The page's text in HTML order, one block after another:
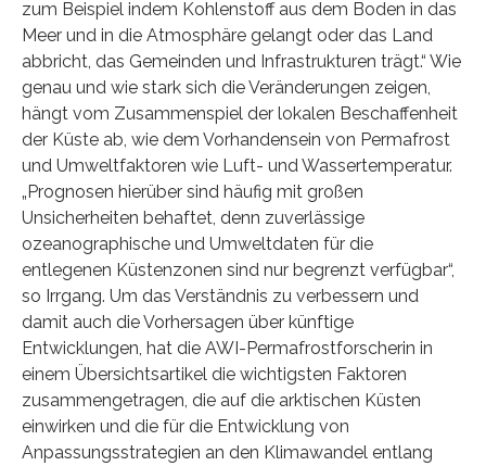
zum Beispiel indem Kohlenstoff aus dem Boden in das
Meer und in die Atmosphäre gelangt oder das Land
abbricht, das Gemeinden und Infrastrukturen trägt.“ Wie
genau und wie stark sich die Veränderungen zeigen,
hängt vom Zusammenspiel der lokalen Beschaffenheit
der Küste ab, wie dem Vorhandensein von Permafrost
und Umweltfaktoren wie Luft- und Wassertemperatur.
„Prognosen hierüber sind häufig mit großen
Unsicherheiten behaftet, denn zuverlässige
ozeanographische und Umweltdaten für die
entlegenen Küstenzonen sind nur begrenzt verfügbar“,
so Irrgang. Um das Verständnis zu verbessern und
damit auch die Vorhersagen über künftige
Entwicklungen, hat die AWI-Permafrostforscherin in
einem Übersichtsartikel die wichtigsten Faktoren
zusammengetragen, die auf die arktischen Küsten
einwirken und die für die Entwicklung von
Anpassungsstrategien an den Klimawandel entlang